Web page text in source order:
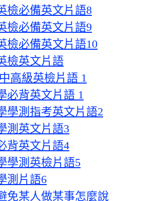
檢必備英文片語8
檢必備英文片語9
檢必備英文片語10
檢英文片語
高級英檢片語 1
必背英文片語 1
學測指考英文片語2
測英文片語3
背英文片語4
學測英檢片語5
測片語6
免某人做某事怎麼說